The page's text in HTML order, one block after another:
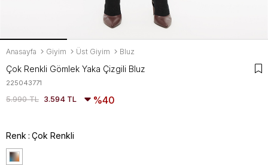
Anasayfa Giyim Üst Giyim Bluz
Çok Renkli Gömlek Yaka Çizgili Bluz
225043771
5.990 TL 3.594 TL 40
Renk Çok Renkli